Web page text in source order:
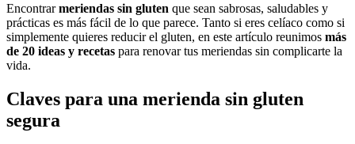
Encontrarmeriendas sin gluten que sean sabrosas, saludables y
prácticas es más fácil de lo que parece. Tanto si eres celíaco como si
simplemente quieres reducir el gluten, en este artículo reunimos más
de 20 ideas y recetas para renovar tus meriendas sin complicarte la
vida.
Claves para una merienda sin gluten
segura